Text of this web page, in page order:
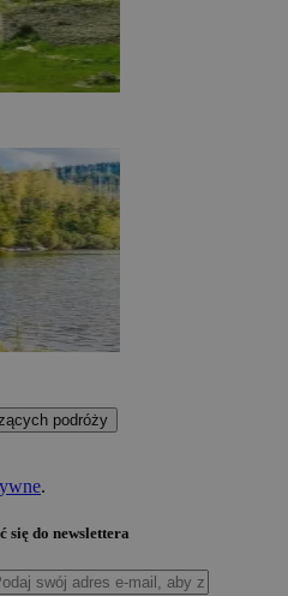
podróży
.
się do newslettera